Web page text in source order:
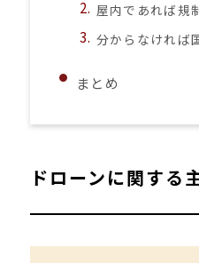
屋内であれば規
分からなければ
まとめ
ドローンに関する